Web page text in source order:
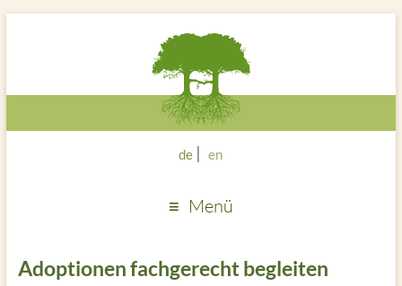
de en
Menü
Adoptionen fachgerecht begleiten